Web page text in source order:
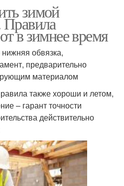
зимой
в зимнее время
обвязка,
предварительно
материалом
также хороши и летом,
– гарант точности
действительно